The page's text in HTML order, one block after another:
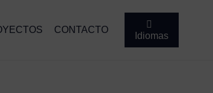
CONTACTO
Idiomas